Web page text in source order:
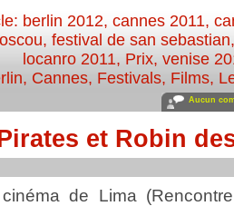
berlin 2012, cannes 2011,
,festival de san sebastian
locanro 2011, Prix,venise
, Cannes, Festivals, Films,
Aucun
et Robin
de Lima